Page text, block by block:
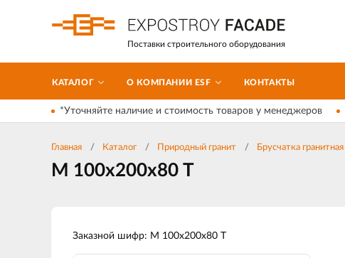
Поставки строительного оборудования
КАТАЛОГ О КОМПАНИИ ESF КОНТАКТЫ
*Уточняйте наличие и стоимость товаров у менеджеров
Главная Каталог Природный гранит Брусчатка гранитная
М 100х200х80 Т
Заказной шифр: М 100х200х80 Т